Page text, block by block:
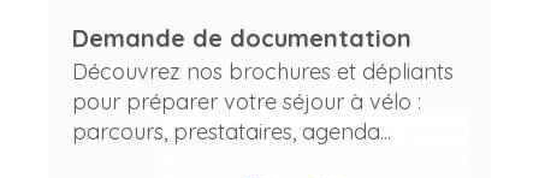
Demande de documentation
Découvrez nos brochures et dépliants
pour préparer votre séjour à vélo :
parcours, prestataires, agenda...